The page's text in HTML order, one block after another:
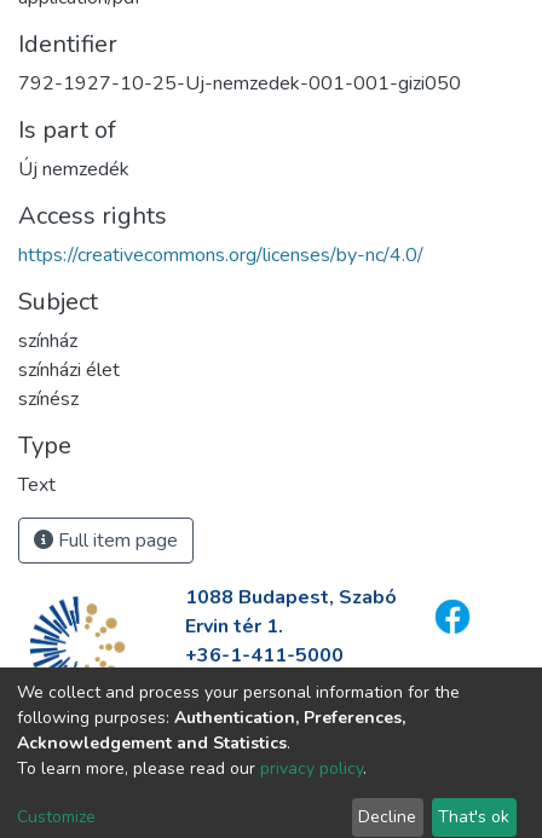
Identifier
792-1927-10-25-Uj-nemzedek-001-001-gizi050
Is part of
Új nemzedék
Access rights
https://creativecommons.org/licenses/by-nc/4.0/
Subject
színház
színházi élet
színész
Type
Text
Full item page
1088 Budapest, Szabó
Ervin tér 1.
+36-1-411-5000
info@fszek.hu
https://fszek.hu
We collect and process your personal information for the
following purposes: Authentication, Preferences,
Acknowledgement and Statistics.
To learn more, please read our privacy policy.
Customize Decline That's ok